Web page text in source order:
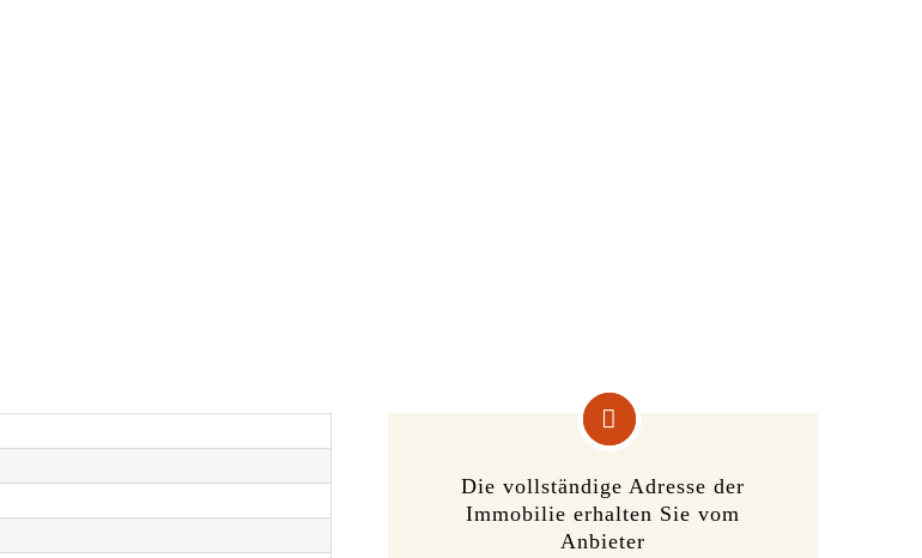
Die vollständige Adresse der
Immobilie erhalten Sie vom
Anbieter